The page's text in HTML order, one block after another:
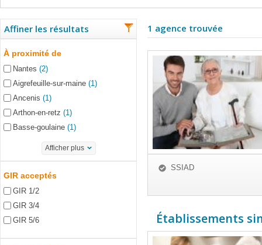
Affiner les résultats
À proximité de
Nantes (2)
Aigrefeuille-sur-maine (1)
Ancenis (1)
Arthon-en-retz (1)
Basse-goulaine (1)
Afficher plus
GIR acceptés
GIR 1/2
GIR 3/4
GIR 5/6
1 agence trouvée
SSIAD
Établissements